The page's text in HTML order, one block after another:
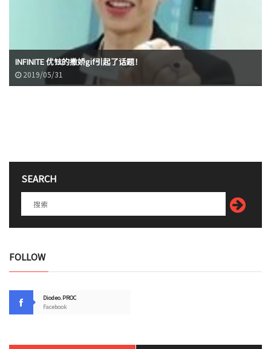
INFINITE 优铉的撒娇gif引起了话题！
2019/05/31
SEARCH
FOLLOW
Diodeo.PROC
Facebook